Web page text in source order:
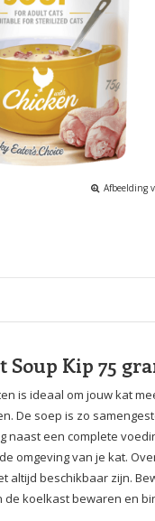
Afbeelding
Soup Kip 75
is ideaal om jouw kat
De soep is zo
naast een complete
omgeving van je kat.
altijd beschikbaar zijn.
de koelkast bewaren en